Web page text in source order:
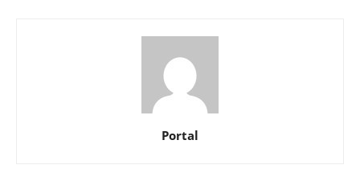
Portal